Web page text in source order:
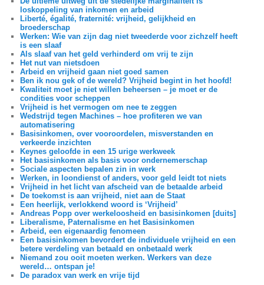
loskoppeling van inkomen en arbeid
Liberté, égalité, fraternité: vrijheid, gelijkheid en
broederschap
Werken: Wie van zijn dag niet tweederde voor zichzelf heeft
is een slaaf
Als slaaf van het geld verhinderd om vrij te zijn
Het nut van nietsdoen
Arbeid en vrijheid gaan niet goed samen
Ben ik nou gek of de wereld? Vrijheid begint in het hoofd!
Kwaliteit moet je niet willen beheersen – je moet er de
condities voor scheppen
Vrijheid is het vermogen om nee te zeggen
Wedstrijd tegen Machines – hoe profiteren we van
automatisering
Basisinkomen, over vooroordelen, misverstanden en
verkeerde inzichten
Keynes geloofde in een 15 urige werkweek
Het basisinkomen als basis voor ondernemerschap
Sociale aspecten bepalen zin in werk
Werken, in loondienst of anders, voor geld leidt tot niets
Vrijheid in het licht van afscheid van de betaalde arbeid
De toekomst is aan vrijheid, niet aan de Staat
Een heerlijk, verlokkend woord is ‘Vrijheid’
Andreas Popp over werkeloosheid en basisinkomen [duits]
Liberalisme, Paternalisme en het Basisinkomen
Arbeid, een eigenaardig fenomeen
Een basisinkomen bevordert de individuele vrijheid en een
betere verdeling van betaald en onbetaald werk
Niemand zou ooit moeten werken. Werkers van deze
wereld… ontspan je!
De paradox van werk en vrije tijd